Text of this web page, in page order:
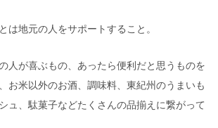
は地元の人をサポートすること。
人が喜ぶもの、あったら便利だと思うものを
お米以外のお酒、調味料、東紀州のうまいも
ュ、駄菓子などたくさんの品揃えに繋がって